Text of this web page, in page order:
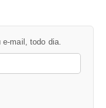
mail, todo dia.